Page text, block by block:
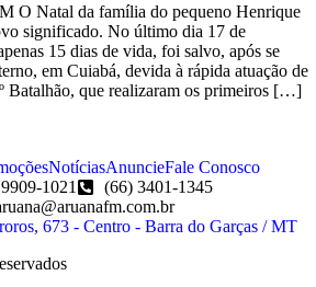
O Natal da família do pequeno Henrique
significado. No último dia 17 de
15 dias de vida, foi salvo, após se
em Cuiabá, devida à rápida atuação de
Batalhão, que realizaram os primeiros […]
NotíciasAnuncieFale Conosco
1021
(66) 3401-1345
673 - Centro - Barra do Garças / MT